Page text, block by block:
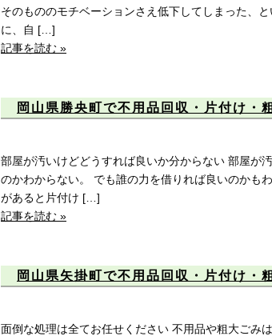
そのもののモチベーションさえ低下してしまった、
に、自 […]
記事を読む »
岡山県勝央町で不用品回収・片付け・
部屋が汚いけどどうすれば良いか分からない 部屋が
のかわからない。 でも誰の力を借りれば良いのかも
があると片付け […]
記事を読む »
岡山県矢掛町で不用品回収・片付け・
面倒な処理は全てお任せください 不用品や粗大ごみ